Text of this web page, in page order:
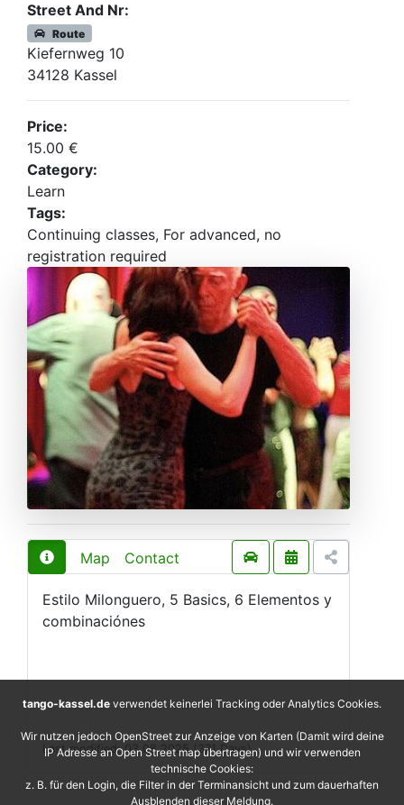
Street And Nr:
Route
Kiefernweg 10
34128 Kassel
Price:
15.00 €
Category:
Learn
Tags:
Continuing classes, For advanced, no
registration required
Map Contact
Estilo Milonguero, 5 Basics, 6 Elementos y
combinaciónes
Last modified: 03.08.2025 (371 Days)
tango-kassel.de verwendet keinerlei Tracking oder Analytics Cookies.
Wir nutzen jedoch OpenStreet zur Anzeige von Karten (Damit wird deine
IP Adresse an Open Street map übertragen) und wir verwenden
technische Cookies:
z. B. für den Login, die Filter in der Terminansicht und zum dauerhaften
Ausblenden dieser Meldung.